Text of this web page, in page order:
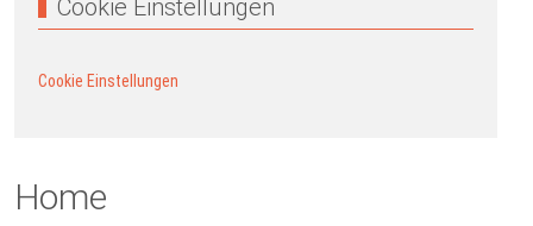
Cookie Einstellungen
Cookie Einstellungen
Home